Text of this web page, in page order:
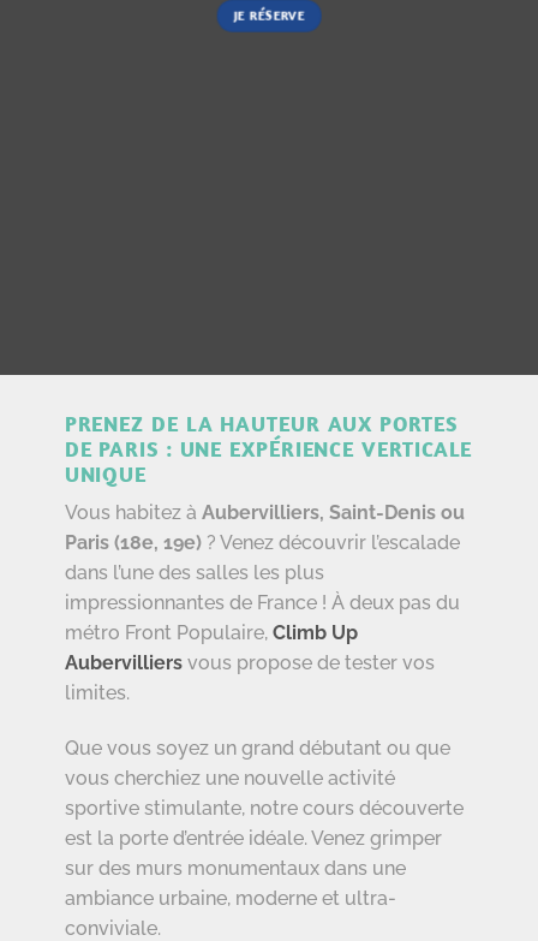
JE RÉSERVE
PRENEZ DE LA HAUTEUR AUX PORTES
DE PARIS : UNE EXPÉRIENCE VERTICALE
UNIQUE
Vous habitez à Aubervilliers, Saint-Denis ou
Paris (18e, 19e)? Venez découvrir l’escalade
dans l’une des salles les plus
impressionnantes de France ! À deux pas du
métro Front Populaire, Climb Up
Aubervilliersvous propose de tester vos
limites.
Que vous soyez un grand débutant ou que
vous cherchiez une nouvelle activité
sportive stimulante, notre cours découverte
est la porte d’entrée idéale. Venez grimper
sur des murs monumentaux dans une
ambiance urbaine, moderne et ultra-
conviviale.